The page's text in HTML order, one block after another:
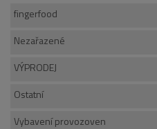
fingerfood
Nezařazené
VÝPRODEJ
Ostatní
Vybavení provozoven